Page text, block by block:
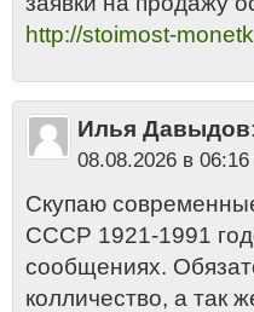
http://stoimost-
Илья Давыдов:
08.08.2026 в 06:16
Скупаю
СССР 1921-1991
сообщениях.
колличество, а так